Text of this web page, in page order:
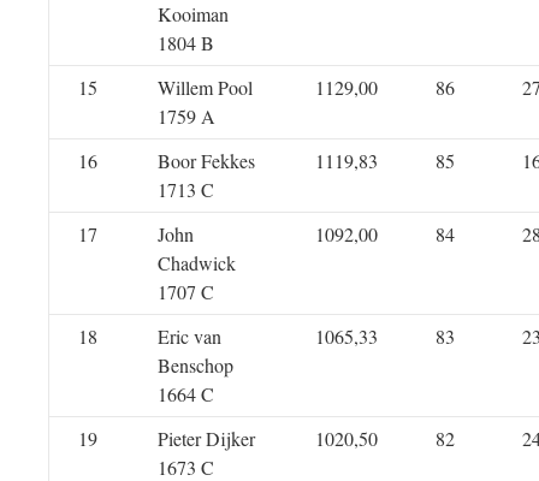
Kooiman
1804 B
15
Willem Pool
1759 A
1129,00 86
16
Boor Fekkes
1713 C
1119,83 85
17
John
Chadwick
1707 C
1092,00 84
18
Eric van
Benschop
1664 C
1065,33 83
19
Pieter Dijker
1673 C
1020,50 82